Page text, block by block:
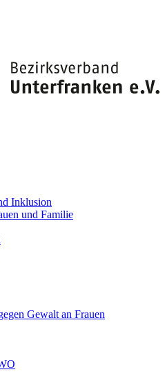
Inklusion
und Familie
Gewalt an Frauen